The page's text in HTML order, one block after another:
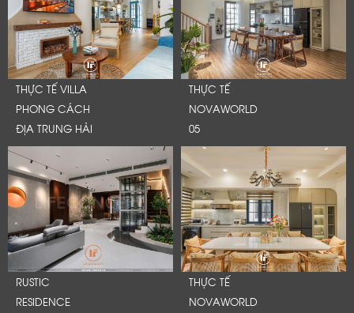
THỰC TẾ VILLA
PHONG CÁCH
ĐỊA TRUNG HẢI
THỰC TẾ
NOVAWORLD
05
RUSTIC
RESIDENCE
THỰC TẾ
NOVAWORLD